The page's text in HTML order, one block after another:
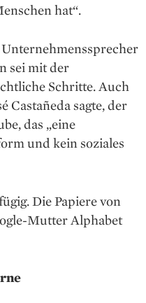
hat“.
sei mit der
Schritte. Auch
Castañeda sagte, der
das „eine
und kein soziales
Die Papiere von
Mutter Alphabet